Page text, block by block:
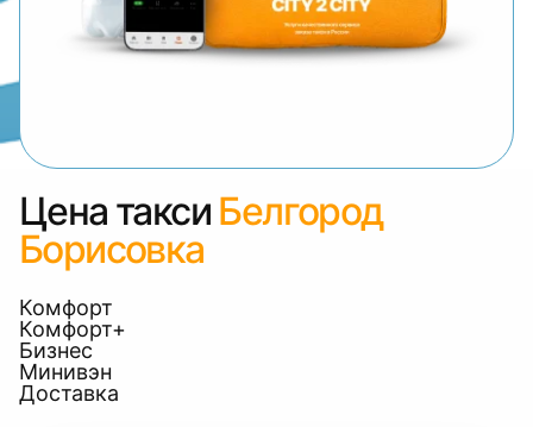
Цена такси Белгород
Борисовка
Комфорт
Комфорт+
Бизнес
Минивэн
Доставка